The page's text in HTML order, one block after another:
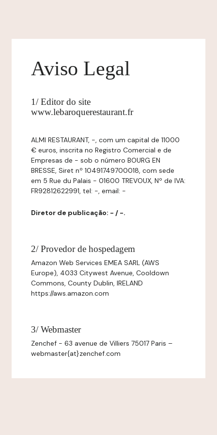
Aviso Legal
1/ Editor do site
www.lebaroquerestaurant.fr
ALMI RESTAURANT, -, com um capital de 11000
€ euros, inscrita no Registro Comercial e de
Empresas de - sob o número BOURG EN
BRESSE, Siret nº 10491749700018, com sede
em 5 Rue du Palais - 01600 TREVOUX, Nº de IVA:
FR92812622991, tel: -, email: -
Diretor de publicação: - / -.
2/ Provedor de hospedagem
Amazon Web Services EMEA SARL (AWS
Europe), 4033 Citywest Avenue, Cooldown
Commons, County Dublin, IRELAND
https://aws.amazon.com
3/ Webmaster
Zenchef - 63 avenue de Villiers 75017 Paris –
webmaster{at}zenchef.com